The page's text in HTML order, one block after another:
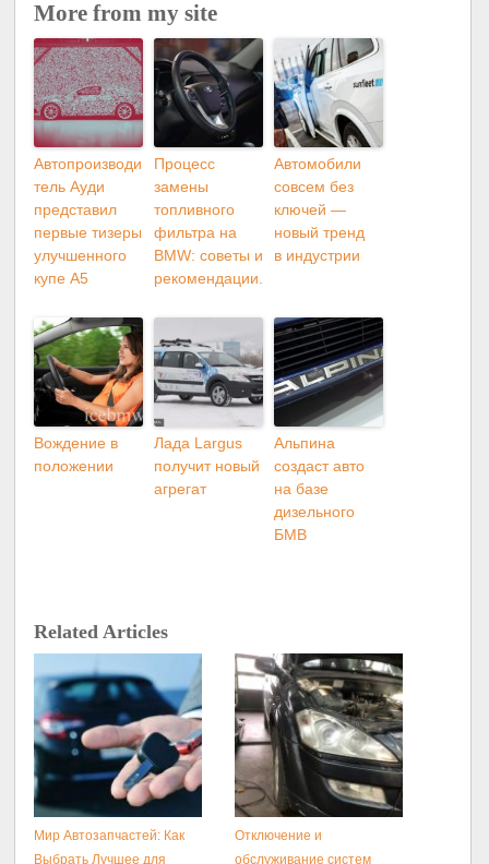
More from my site
Автопроизводи
тель Ауди
представил
первые тизеры
улучшенного
купе А5
Процесс
замены
топливного
фильтра на
BMW: советы и
рекомендации.
Автомобили
совсем без
ключей —
новый тренд
в индустрии
Вождение в
положении
Лада Largus
получит новый
агрегат
Альпина
создаст авто
на базе
дизельного
БМВ
Related Articles
Мир Автозапчастей: Как
Выбрать Лучшее для
Отключение и
обслуживание систем